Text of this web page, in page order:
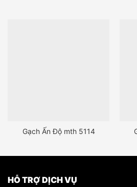
Gạch Ấn Độ mth 5114
HỖ TRỢ DỊCH VỤ